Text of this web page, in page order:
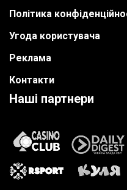
Політика
Угода користувача
Реклама
Контакти
Наші партнери